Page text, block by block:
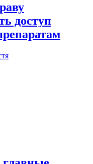
доступ